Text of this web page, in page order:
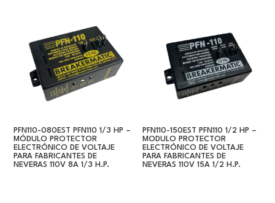
PFN110-080EST PFN110 1/3 HP –
MÓDULO PROTECTOR
ELECTRÓNICO DE VOLTAJE
PARA FABRICANTES DE
NEVERAS 110V 8A 1/3 H.P.
PFN110-150EST PFN110 1/2 HP –
MODULO PROTECTOR
ELECTRÓNICO DE VOLTAJE
PARA FABRICANTES DE
NEVERAS 110V 15A 1/2 H.P.